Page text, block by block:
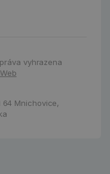
vyhrazena
64 Mnichovice,